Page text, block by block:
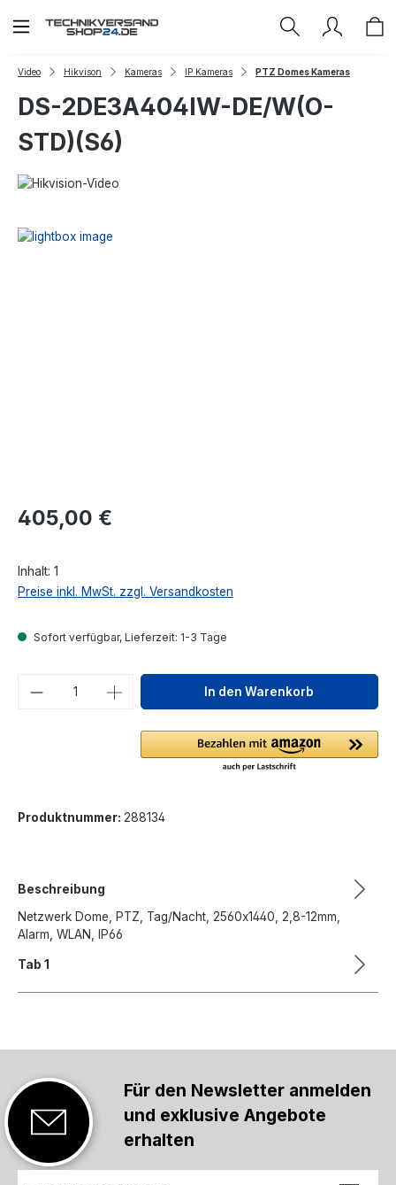
Zum Hauptinhalt springen
Video Hikvison Kameras IP Kameras PTZ Domes Kameras
DS-2DE3A404IW-DE/W(O-
STD)(S6)
Regulärer Preis:
405,00 €
Inhalt: 1
Preise inkl. MwSt. zzgl. Versandkosten
Sofort verfügbar, Lieferzeit: 1-3 Tage
Produkt Anzahl: Gib denIn den Warenkorb
Produktnummer: 288134
Beschreibung
Netzwerk Dome, PTZ, Tag/Nacht, 2560x1440, 2,8-12mm,
Alarm, WLAN, IP66
Tab 1
Für den Newsletter anmelden
und exklusive Angebote
erhalten